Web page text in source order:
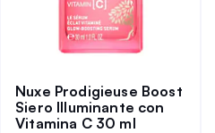
Nuxe Prodigieuse Boost
Siero Illuminante con
Vitamina C 30 ml